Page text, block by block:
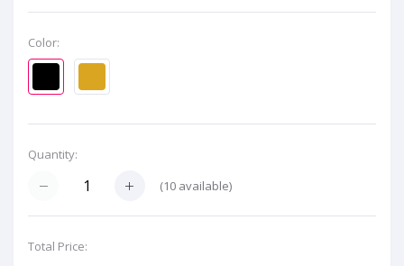
Color:
Quantity:
(10 available)
Total Price: